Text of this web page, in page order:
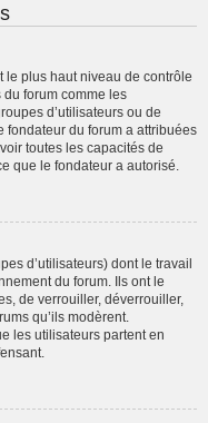
le plus haut niveau de contrôle
du forum comme les
d’utilisateurs ou de
fondateur du forum a attribuées
toutes les capacités de
que le fondateur a autorisé.
d’utilisateurs) dont le travail
du forum. Ils ont le
de verrouiller, déverrouiller,
qu’ils modèrent.
les utilisateurs partent en